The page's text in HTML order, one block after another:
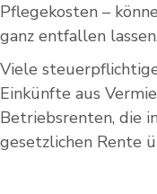
Pflegekosten –
ganz entfallen
Viele
Einkünfte aus
Betriebsrenten, die
gesetzlichen Rente